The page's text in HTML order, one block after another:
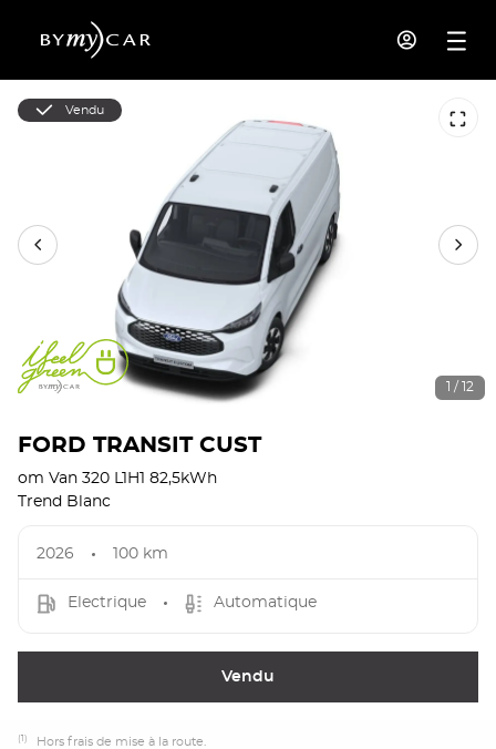
Vendu
1 / 12
FORD TRANSIT CUST
om Van 320 L1H1 82,5kWh
Trend Blanc
2026 100 km
Electrique Automatique
Vendu
(1) Hors frais de mise à la route.